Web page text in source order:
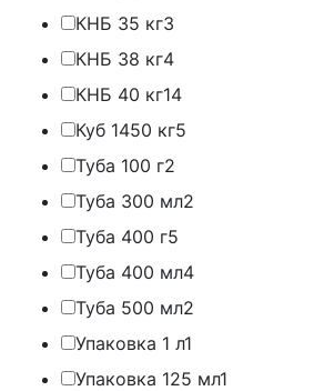
КНБ 35 кг3
КНБ 38 кг4
КНБ 40 кг14
Куб 1450 кг5
Туба 100 г2
Туба 300 мл2
Туба 400 г5
Туба 400 мл4
Туба 500 мл2
Упаковка 1 л1
Упаковка 125 мл1